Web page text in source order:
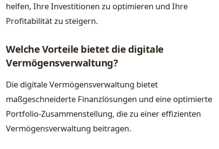
helfen, Ihre Investitionen zu optimieren und Ihre
Profitabilität zu steigern.
Welche Vorteile bietet die digitale
Vermögensverwaltung?
Die digitale Vermögensverwaltung bietet
maßgeschneiderte Finanzlösungen und eine optimierte
Portfolio-Zusammenstellung, die zu einer effizienten
Vermögensverwaltung beitragen.